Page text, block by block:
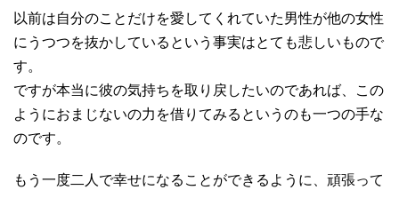
以前は自分のことだけを愛してくれていた男性が他の女性
にうつつを抜かしているという事実はとても悲しいもので
す。
ですが本当に彼の気持ちを取り戻したいのであれば、この
ようにおまじないの力を借りてみるというのも一つの手な
のです。
もう一度二人で幸せになることができるように、頑張って